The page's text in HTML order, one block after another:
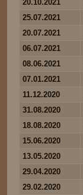
20.10.2021
25.07.2021
20.07.2021
06.07.2021
08.06.2021
07.01.2021
11.12.2020
31.08.2020
18.08.2020
15.06.2020
13.05.2020
29.04.2020
29.02.2020